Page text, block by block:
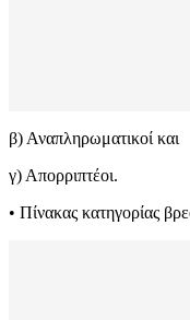
β) Αναπληρωματικοί και
γ) Απορριπτέοι.
• Πίνακας κατηγορίας